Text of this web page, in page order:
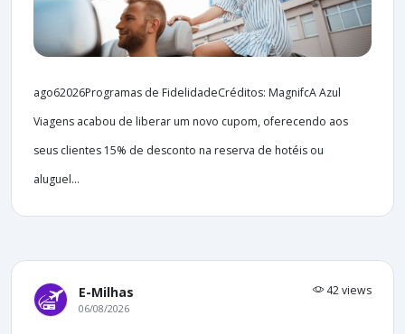
ago62026Programas de FidelidadeCréditos: MagnifcA Azul
Viagens acabou de liberar um novo cupom, oferecendo aos
seus clientes 15% de desconto na reserva de hotéis ou
aluguel...
E-Milhas 42 views
06/08/2026